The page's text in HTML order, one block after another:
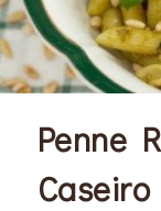
Penne
Caseiro